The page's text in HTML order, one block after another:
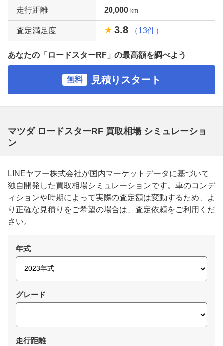
走行距離 20,000 km
査定満足度 3.8 （13件）
あなたの「ロードスターRF」の最高額を調べよう
無料 見積りスタート
マツダ ロードスターRF 買取相場 シミュレーショ
ン
LINEヤフー株式会社が国内マーケットデータに基づいて
独自開発した買取相場シミュレーションです。車のコンデ
ィションや時期によって実際の査定額は変動するため、よ
り正確な見積りをご希望の場合は、査定依頼をご利用くだ
さい。
年式
グレード
走行距離